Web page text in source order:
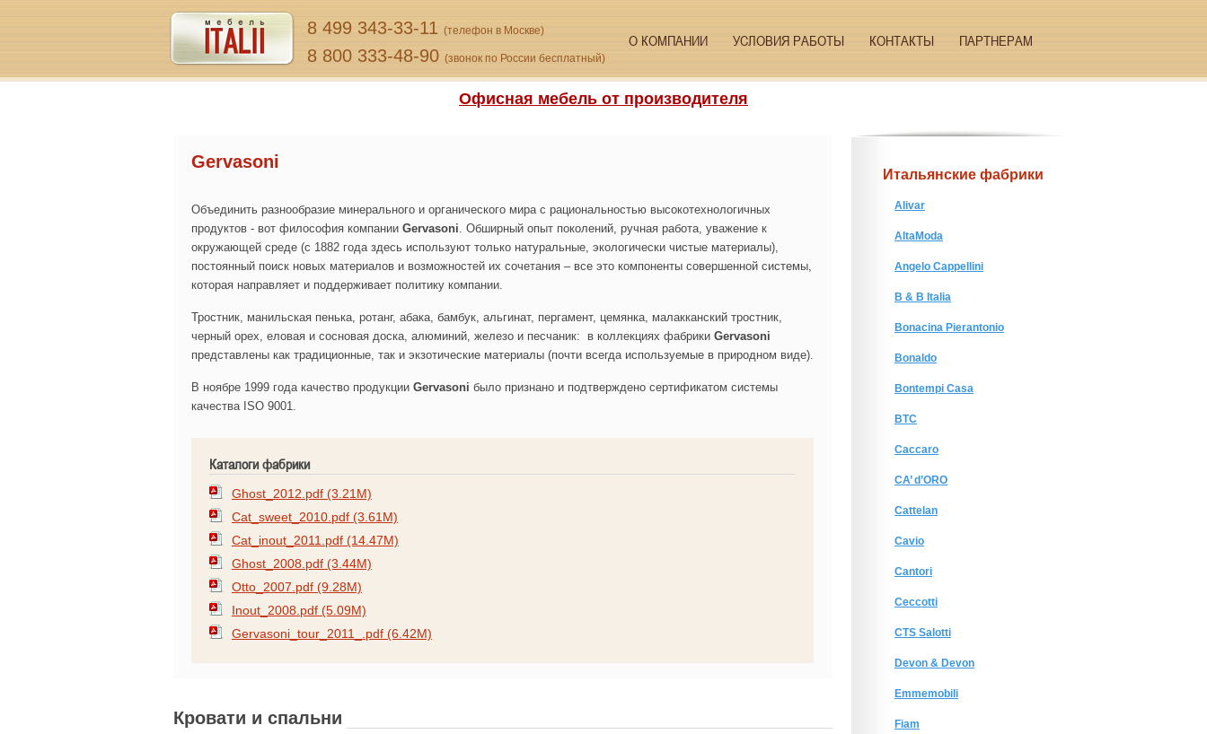
8 499 343-33-11 (телефон в Москве)
8 800 333-48-90 (звонок по России бесплатный)
О КОМПАНИИ УСЛОВИЯ РАБОТЫ КОНТАКТЫ ПАРТНЕРАМ
Офисная мебель от производителя
Gervasoni
Объединить разнообразие минерального и органического мира с рациональностью высокотехнологичных
продуктов - вот философия компании Gervasoni. Обширный опыт поколений, ручная работа, уважение к
окружающей среде (с 1882 года здесь используют только натуральные, экологически чистые материалы),
постоянный поиск новых материалов и возможностей их сочетания – все это компоненты совершенной системы,
которая направляет и поддерживает политику компании.
Тростник, манильская пенька, ротанг, абака, бамбук, альгинат, пергамент, цемянка, малакканский тростник,
черный орех, еловая и сосновая доска, алюминий, железо и песчаник: в коллекциях фабрики Gervasoni
представлены как традиционные, так и экзотические материалы (почти всегда используемые в природном виде).
В ноябре 1999 года качество продукции Gervasoni было признано и подтверждено сертификатом системы
качества ISO 9001.
Каталоги фабрики
Ghost_2012.pdf (3.21M)
Cat_sweet_2010.pdf (3.61M)
Cat_inout_2011.pdf (14.47M)
Ghost_2008.pdf (3.44M)
Otto_2007.pdf (9.28M)
Inout_2008.pdf (5.09M)
Gervasoni_tour_2011_.pdf (6.42M)
Кровати и спальни
Итальянские фабрики
Alivar
AltaModa
Angelo Cappellini
B & B Italia
Bonacina Pierantonio
Bonaldo
Bontempi Casa
BTC
Caccaro
CA’ d’ORO
Cattelan
Cavio
Cantori
Ceccotti
CTS Salotti
Devon & Devon
Emmemobili
Fiam